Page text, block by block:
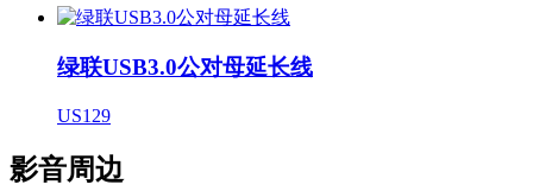
绿联USB3.0公对母延长线
US129
影音周边